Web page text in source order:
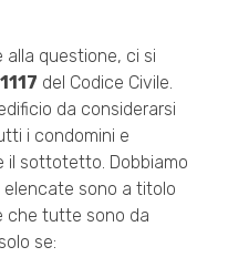
alla questione, ci si
1117 del Codice Civile.
da considerarsi
i condomini e
il sottotetto. Dobbiamo
sono a titolo
che tutte sono da
se: